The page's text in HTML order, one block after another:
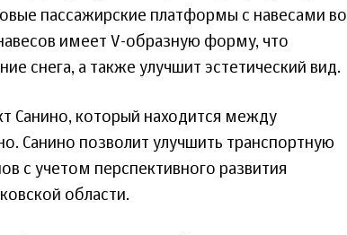
пассажирские платформы с навесами во
имеет V-образную форму, что
снега, а также улучшит эстетический вид.
Санино, который находится между
Санино позволит улучшить транспортную
с учетом перспективного развития
области.